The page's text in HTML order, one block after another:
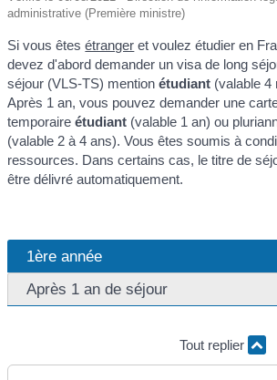
administrative (Première ministre)
Si vous êtesétranger et voulez étudier en
devez d'abord demander un visa de long
séjour (VLS-TS) mentionétudiant (valable 4
Après 1 an, vous pouvez demander une
temporaireétudiant (valable 1 an) ou
(valable 2 à 4 ans). Vous êtes soumis à
ressources. Dans certains cas, le titre de
être délivré automatiquement.
1ère année
Après 1 an de séjour
Tout replier